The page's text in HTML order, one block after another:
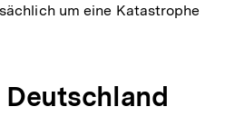
um eine Katastrophe